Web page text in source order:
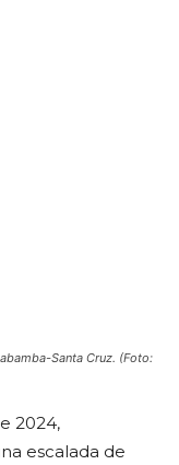
Santa Cruz. (Foto:
2024,
escalada de